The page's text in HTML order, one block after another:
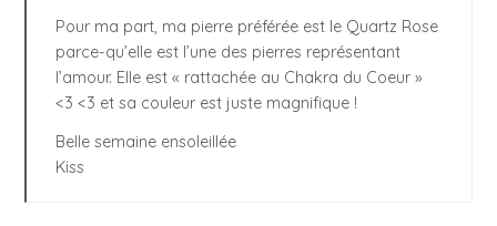
Pour ma part, ma pierre préférée est le Quartz Rose
parce-qu’elle est l’une des pierres représentant
l’amour. Elle est « rattachée au Chakra du Coeur »
<3 <3 et sa couleur est juste magnifique !
Belle semaine ensoleillée
Kiss